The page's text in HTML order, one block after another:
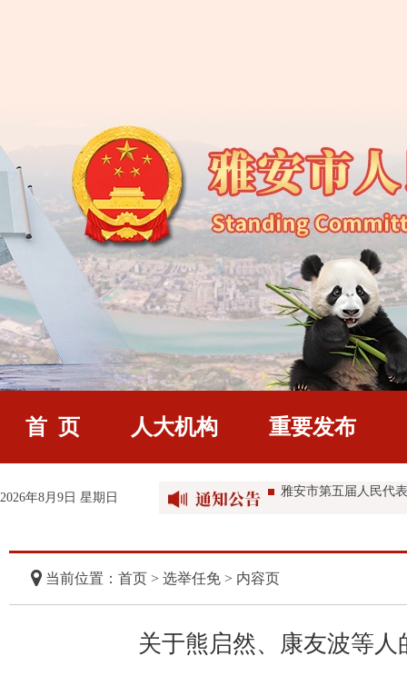
首 页 人大机构 重要发布
2026年8月9日 星期日
雅安市第五届人民代
雅安市第五届人民代
雅安市第五届人民代
雅安市第五届人民代
当前位置：首页 > 选举任免 > 内容页
关于熊启然、康友波等人